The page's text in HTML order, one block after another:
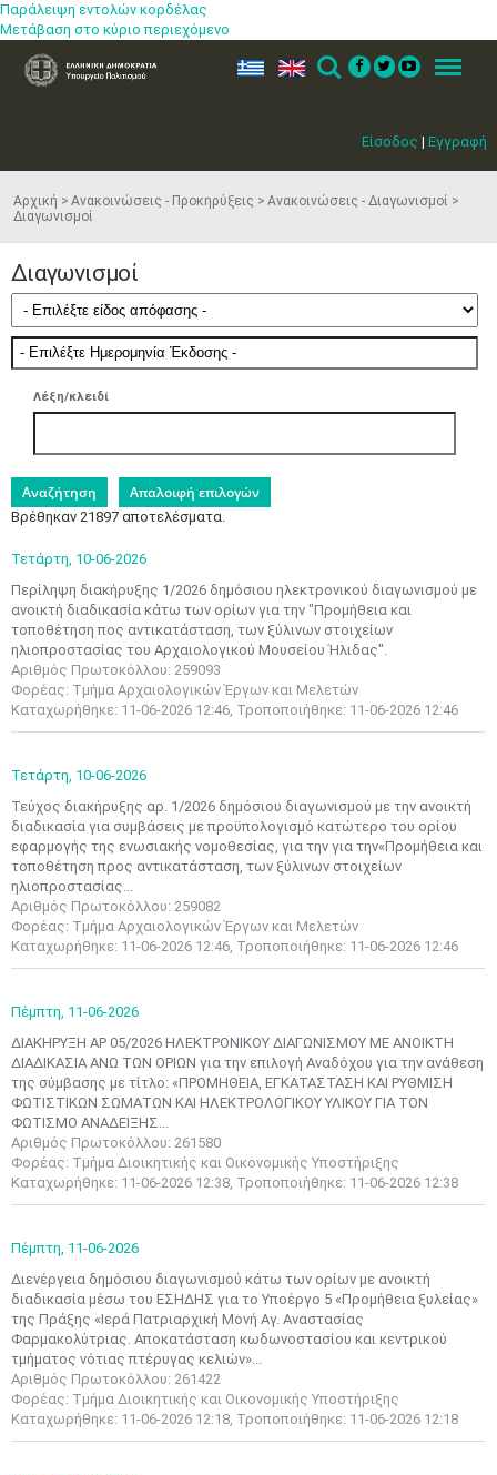
Παράλειψη εντολών κορδέλας
Μετάβαση στο κύριο περιεχόμενο
Είσοδος | Εγγραφή
ελ en Search Menu
Αρχική Ανακοινώσεις - Προκηρύξεις
Ανακοινώσεις - Διαγωνισμοί
Διαγωνισμοί
Διαγωνισμοί
Λέξη/κλειδί
Βρέθηκαν 21897 αποτελέσματα.
Τετάρτη, 10-06-2026
Περίληψη διακήρυξης 1/2026 δημόσιου ηλεκτρονικού διαγωνισμού με
ανοικτή διαδικασία κάτω των ορίων για την "Προμήθεια και
τοποθέτηση πος αντικατάσταση, των ξύλινων στοιχείων
ηλιοπροστασίας του Αρχαιολογικού Μουσείου Ήλιδας".
Αριθμός Πρωτοκόλλου: 259093
Φορέας: Τμήμα Αρχαιολογικών Έργων και Μελετών
Καταχωρήθηκε: 11-06-2026 12:46, Τροποποιήθηκε: 11-06-2026 12:46
Τετάρτη, 10-06-2026
Τεύχος διακήρυξης αρ. 1/2026 δημόσιου διαγωνισμού με την ανοικτή
διαδικασία για συμβάσεις με προϋπολογισμό κατώτερο του ορίου
εφαρμογής της ενωσιακής νομοθεσίας, για την για την«Προμήθεια και
τοποθέτηση προς αντικατάσταση, των ξύλινων στοιχείων
ηλιοπροστασίας...
Αριθμός Πρωτοκόλλου: 259082
Φορέας: Τμήμα Αρχαιολογικών Έργων και Μελετών
Καταχωρήθηκε: 11-06-2026 12:46, Τροποποιήθηκε: 11-06-2026 12:46
Πέμπτη, 11-06-2026
ΔΙΑΚΗΡΥΞΗ ΑΡ 05/2026 ΗΛΕΚΤΡΟΝΙΚΟΥ ΔΙΑΓΩΝΙΣΜΟΥ ΜΕ ΑΝΟΙΚΤΗ
ΔΙΑΔΙΚΑΣΙΑ ΑΝΩ ΤΩΝ ΟΡΙΩΝ για την επιλογή Αναδόχου για την ανάθεση
της σύμβασης με τίτλο: «ΠΡΟΜΗΘΕΙΑ, ΕΓΚΑΤΑΣΤΑΣΗ ΚΑΙ ΡΥΘΜΙΣΗ
ΦΩΤΙΣΤΙΚΩΝ ΣΩΜΑΤΩΝ ΚΑΙ ΗΛΕΚΤΡΟΛΟΓΙΚΟΥ ΥΛΙΚΟΥ ΓΙΑ ΤΟΝ
ΦΩΤΙΣΜΟ ΑΝΑΔΕΙΞΗΣ...
Αριθμός Πρωτοκόλλου: 261580
Φορέας: Τμήμα Διοικητικής και Οικονομικής Υποστήριξης
Καταχωρήθηκε: 11-06-2026 12:38, Τροποποιήθηκε: 11-06-2026 12:38
Πέμπτη, 11-06-2026
Διενέργεια δημόσιου διαγωνισμού κάτω των ορίων με ανοικτή
διαδικασία μέσω του ΕΣΗΔΗΣ για το Υποέργο 5 «Προμήθεια ξυλείας»
της Πράξης «Ιερά Πατριαρχική Μονή Αγ. Αναστασίας
Φαρμακολύτριας. Αποκατάσταση κωδωνοστασίου και κεντρικού
τμήματος νότιας πτέρυγας κελιών»...
Αριθμός Πρωτοκόλλου: 261422
Φορέας: Τμήμα Διοικητικής και Οικονομικής Υποστήριξης
Καταχωρήθηκε: 11-06-2026 12:18, Τροποποιήθηκε: 11-06-2026 12:18